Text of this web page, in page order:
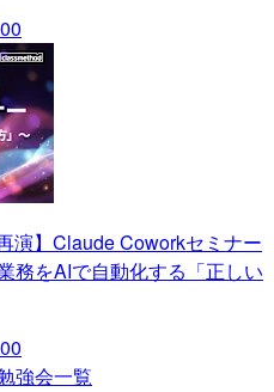
演】Claude Coworkセミナー
務をAIで自動化する「正しい
強会一覧